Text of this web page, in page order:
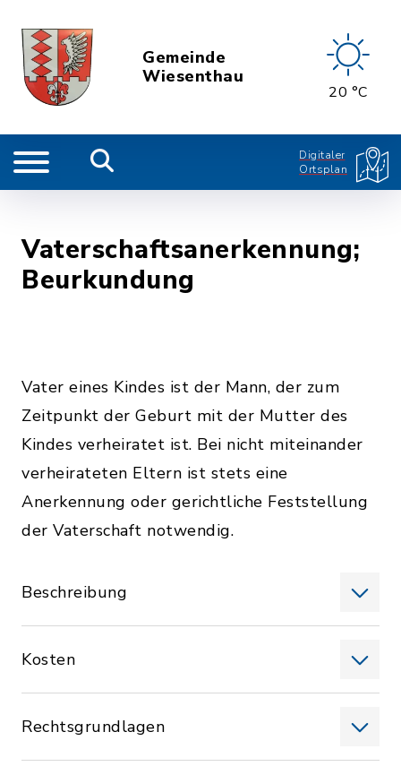
Gemeinde
Wiesenthau
20 °C
Digitaler
Ortsplan
Vaterschaftsanerkennung;
Beurkundung
Vater eines Kindes ist der Mann, der zum
Zeitpunkt der Geburt mit der Mutter des
Kindes verheiratet ist. Bei nicht miteinander
verheirateten Eltern ist stets eine
Anerkennung oder gerichtliche Feststellung
der Vaterschaft notwendig.
Beschreibung
Kosten
Rechtsgrundlagen